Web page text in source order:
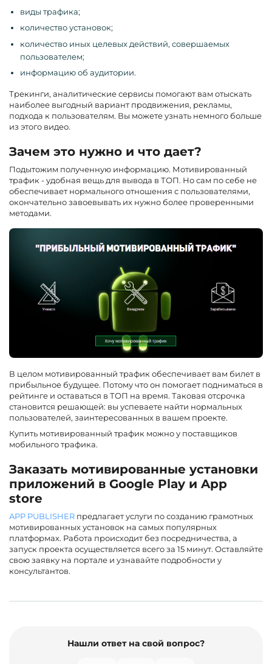
виды трафика;
количество установок;
количество иных целевых действий, совершаемых
пользователем;
информацию об аудитории.
Трекинги, аналитические сервисы помогают вам отыскать
наиболее выгодный вариант продвижения, рекламы,
подхода к пользователям. Вы можете узнать немного больше
из этого видео.
Зачем это нужно и что дает?
Подытожим полученную информацию. Мотивированный
трафик - удобная вещь для вывода в ТОП. Но сам по себе не
обеспечивает нормального отношения с пользователями,
окончательно завоевывать их нужно более проверенными
методами.
В целом мотивированный трафик обеспечивает вам билет в
прибыльное будущее. Потому что он помогает подниматься в
рейтинге и оставаться в ТОП на время. Таковая отсрочка
становится решающей: вы успеваете найти нормальных
пользователей, заинтересованных в вашем проекте.
Купить мотивированный трафик можно у поставщиков
мобильного трафика.
Заказать мотивированные установки
приложений в Google Play и App
store
APP PUBLISHER предлагает услуги по созданию грамотных
мотивированных установок на самых популярных
платформах. Работа происходит без посредничества, а
запуск проекта осуществляется всего за 15 минут. Оставляйте
свою заявку на портале и узнавайте подробности у
консультантов.
Нашли ответ на свой вопрос?